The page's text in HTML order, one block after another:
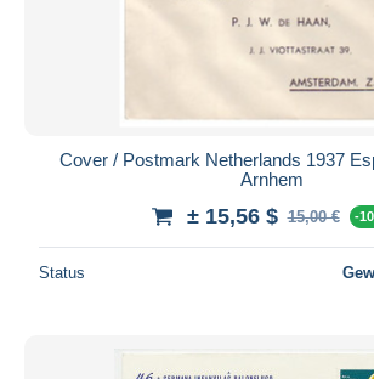
Cover / Postmark Netherlands 1937
Arnhem
± 15,56 $ 15,00 € -
Status